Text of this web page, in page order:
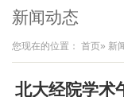
新闻动态
您现在的位置： 首页» 新
北大经院学术